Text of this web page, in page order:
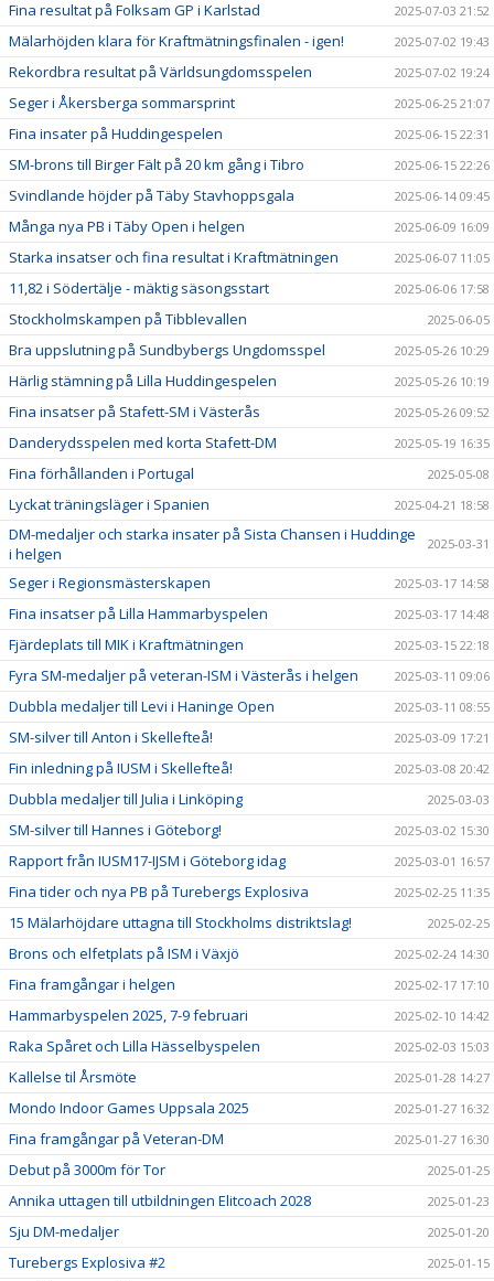
Fina resultat på Folksam GP i Karlstad 2025-07-03 21:52
Mälarhöjden klara för Kraftmätningsfinalen - igen! 2025-07-02 19:43
Rekordbra resultat på Världsungdomsspelen 2025-07-02 19:24
Seger i Åkersberga sommarsprint 2025-06-25 21:07
Fina insater på Huddingespelen 2025-06-15 22:31
SM-brons till Birger Fält på 20 km gång i Tibro 2025-06-15 22:26
Svindlande höjder på Täby Stavhoppsgala 2025-06-14 09:45
Många nya PB i Täby Open i helgen 2025-06-09 16:09
Starka insatser och fina resultat i Kraftmätningen 2025-06-07 11:05
11,82 i Södertälje - mäktig säsongsstart 2025-06-06 17:58
Stockholmskampen på Tibblevallen 2025-06-05
Bra uppslutning på Sundbybergs Ungdomsspel 2025-05-26 10:29
Härlig stämning på Lilla Huddingespelen 2025-05-26 10:19
Fina insatser på Stafett-SM i Västerås 2025-05-26 09:52
Danderydsspelen med korta Stafett-DM 2025-05-19 16:35
Fina förhållanden i Portugal 2025-05-08
Lyckat träningsläger i Spanien 2025-04-21 18:58
DM-medaljer och starka insater på Sista Chansen i Huddinge
i helgen
2025-03-31
Seger i Regionsmästerskapen 2025-03-17 14:58
Fina insatser på Lilla Hammarbyspelen 2025-03-17 14:48
Fjärdeplats till MIK i Kraftmätningen 2025-03-15 22:18
Fyra SM-medaljer på veteran-ISM i Västerås i helgen 2025-03-11 09:06
Dubbla medaljer till Levi i Haninge Open 2025-03-11 08:55
SM-silver till Anton i Skellefteå! 2025-03-09 17:21
Fin inledning på IUSM i Skellefteå! 2025-03-08 20:42
Dubbla medaljer till Julia i Linköping 2025-03-03
SM-silver till Hannes i Göteborg! 2025-03-02 15:30
Rapport från IUSM17-IJSM i Göteborg idag 2025-03-01 16:57
Fina tider och nya PB på Turebergs Explosiva 2025-02-25 11:35
15 Mälarhöjdare uttagna till Stockholms distriktslag! 2025-02-25
Brons och elfetplats på ISM i Växjö 2025-02-24 14:30
Fina framgångar i helgen 2025-02-17 17:10
Hammarbyspelen 2025, 7-9 februari 2025-02-10 14:42
Raka Spåret och Lilla Hässelbyspelen 2025-02-03 15:03
Kallelse til Årsmöte 2025-01-28 14:27
Mondo Indoor Games Uppsala 2025 2025-01-27 16:32
Fina framgångar på Veteran-DM 2025-01-27 16:30
Debut på 3000m för Tor 2025-01-25
Annika uttagen till utbildningen Elitcoach 2028 2025-01-23
Sju DM-medaljer 2025-01-20
Turebergs Explosiva #2 2025-01-15